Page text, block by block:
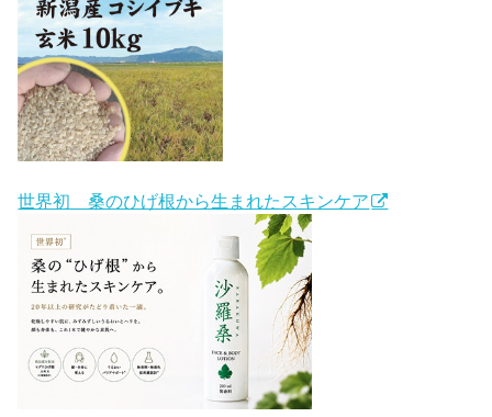
世界初 桑のひげ根から生まれたスキンケア